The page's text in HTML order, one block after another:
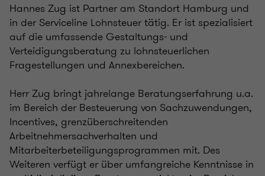
Hannes Zug ist Partner am Standort Hamburg und
in der Serviceline Lohnsteuer tätig. Er ist spezialisiert
auf die umfassende Gestaltungs- und
Verteidigungsberatung zu lohnsteuerlichen
Fragestellungen und Annexbereichen.
Herr Zug bringt jahrelange Beratungserfahrung u.a.
im Bereich der Besteuerung von Sachzuwendungen,
Incentives, grenzüberschreitenden
Arbeitnehmersachverhalten und
Mitarbeiterbeteiligungsprogrammen mit. Des
Weiteren verfügt er über umfangreiche Kenntnisse in